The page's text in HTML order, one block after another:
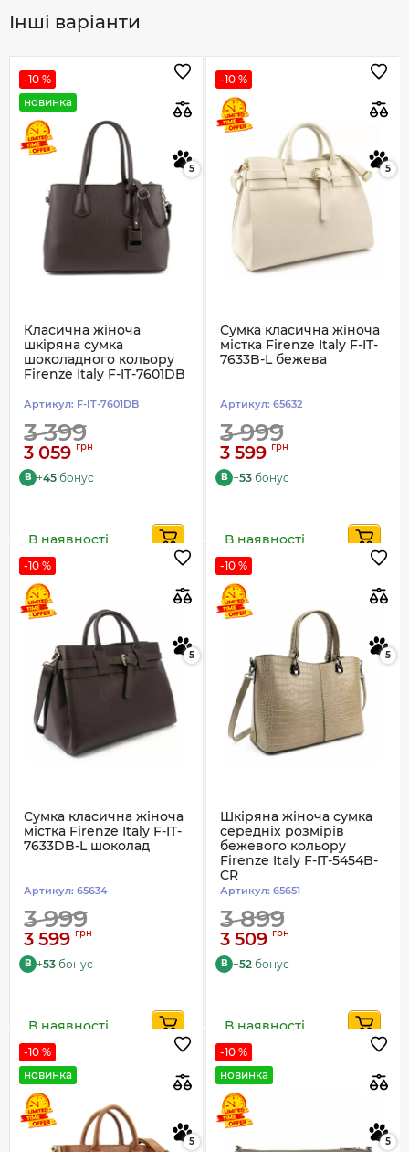
Інші варіанти
-10 %
новинка
5
Класична жіноча
шкіряна сумка
шоколадного кольору
Firenze Italy F-IT-7601DB
Артикул: F-IT-7601DB
3 399
3 059 грн
B +45 бонус
В наявності
-10 %
5
Сумка класична жіноча
містка Firenze Italy F-IT-
7633B-L бежева
Артикул: 65632
3 999
3 599 грн
B +53 бонус
В наявності
-10 %
5
Сумка класична жіноча
містка Firenze Italy F-IT-
7633DB-L шоколад
Артикул: 65634
3 999
3 599 грн
B +53 бонус
В наявності
-10 %
5
Шкіряна жіноча сумка
середніх розмірів
бежевого кольору
Firenze Italy F-IT-5454B-
CR
Артикул: 65651
3 899
3 509 грн
B +52 бонус
В наявності
-10 %
новинка
5
-10 %
новинка
5